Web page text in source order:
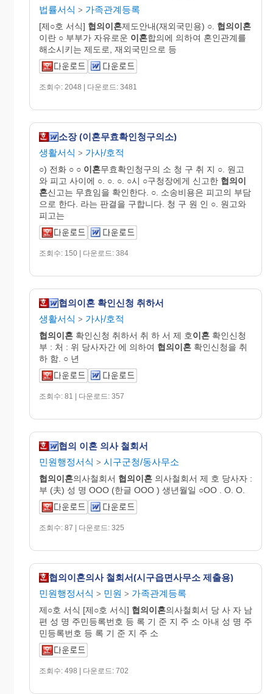
법률서식 > 가족관계등록
[제○호 서식] 협의이혼제도안내(재외국민용) ○. 협의이혼
이란 ○ 부부가 자유로운 이혼합의에 의하여 혼인관계를
해소시키는 제도로, 재외국민으로 등
조회수: 2048 | 다운로드: 3481
소장 (이혼무효확인청구의소)
생활서식 > 가사/호적
○) 전화 ○ ○ 이혼무효확인청구의 소 청 구 취 지 ○. 원고
와 피고 사이에 ○. ○. ○. ○시 ○구청장에게 신고한 협의이
혼신고는 무효임을 확인한다. ○. 소송비용은 피고의 부담
으로 한다. 라는 판결을 구합니다. 청 구 원 인 ○. 원고와
피고는
조회수: 150 | 다운로드: 384
협의이혼 확인신청 취하서
생활서식 > 가사/호적
협의이혼 확인신청 취하서 취 하 서 제 호이혼 확인신청
부 : 처 : 위 당사자간 에 의하여 협의이혼 확인신청을 취
하 함. ○ 년
조회수: 81 | 다운로드: 357
협의 이혼 의사 철회서
민원행정서식 > 시구군청/동사무소
협의이혼의사철회서 협의이혼 의사철회서 제 호 당사자 :
부 (夫) 성 명 OOO (한글 OOO ) 생년월일 ○OO . O. O.
조회수: 87 | 다운로드: 325
협의이혼의사 철회서(시구읍면사무소 제출용)
민원행정서식 > 민원 > 가족관계등록
제○호 서식 [제○호 서식] 협의이혼의사철회서 당 사 자 남
편 성 명 주민등록번호 등 록 기 준 지 주 소 아내 성 명 주
민등록번호 등 록 기 준 지 주 소
조회수: 498 | 다운로드: 702